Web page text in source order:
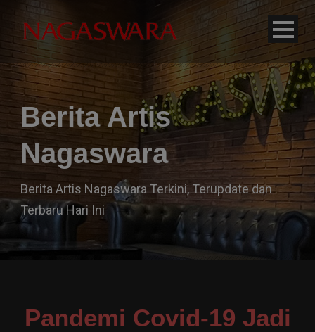
Berita Artis
Nagaswara
Berita Artis Nagaswara Terkini, Terupdate dan
Terbaru Hari Ini
Pandemi Covid-19 Jadi
modal-check